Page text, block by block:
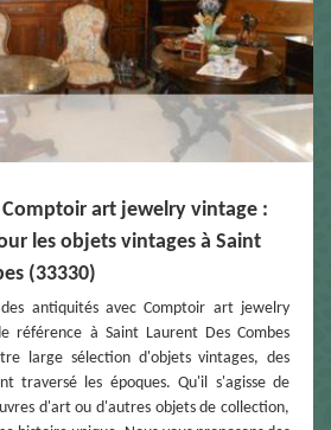
art jewelry vintage :
les objets vintages à Saint
(33330)
des antiquités avec Comptoir art jewelry
référence à Saint Laurent Des Combes
large sélection d'objets vintages, des
traversé les époques. Qu'il s'agisse de
d'art ou d'autres objets de collection,